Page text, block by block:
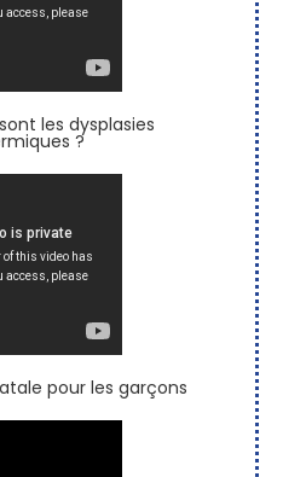
les dysplasies
?
pour les garçons